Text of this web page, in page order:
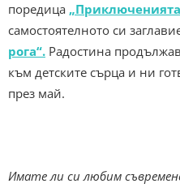
поредица
самостоятелното си
рога“. Радостина
към детските сърца и ни
през май.
Имате ли си любим